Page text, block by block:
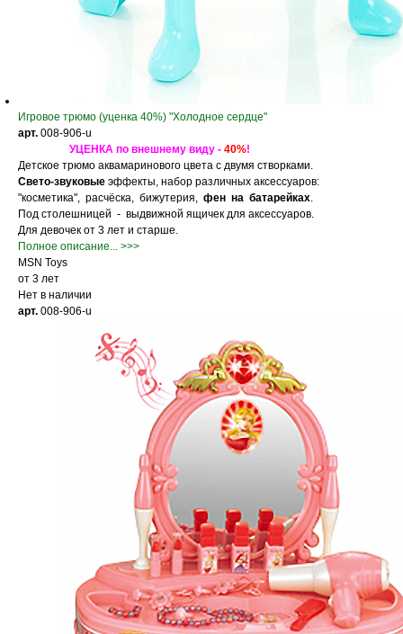
Игровое трюмо (уценка 40%) "Холодное сердце"
арт. 008-906-u
УЦЕНКА по внешнему виду - 40%!
Детское трюмо аквамаринового цвета с двумя створками.
Свето-звуковые эффекты, набор различных аксессуаров:
"косметика", расчёска, бижутерия, фен на батарейках.
Под столешницей - выдвижной ящичек для аксессуаров.
Для девочек от 3 лет и старше.
Полное описание... >>>
MSN Toys
от 3 лет
Нет в наличии
арт. 008-906-u